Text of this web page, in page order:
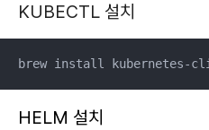
KUBECTL 설치
brew install kubernetes-cli
HELM 설치